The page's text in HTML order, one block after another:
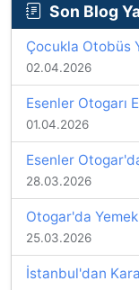
Son Blog
Çocukla Otobüs
02.04.2026
Esenler Otogarı
01.04.2026
Esenler
28.03.2026
Otogar'da
25.03.2026
İstanbul'dan